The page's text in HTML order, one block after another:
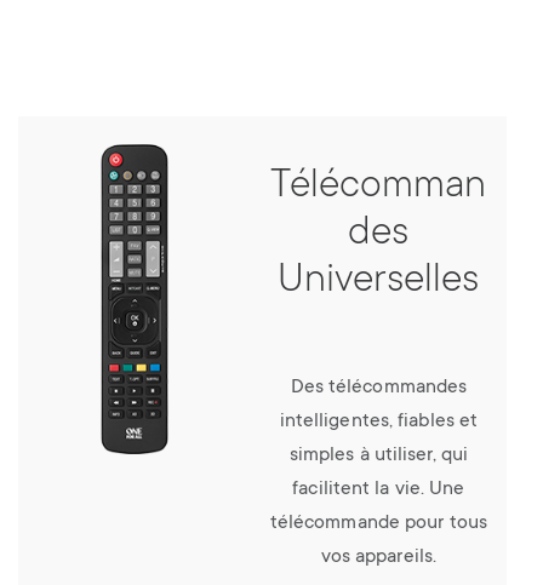
Télécomman
des
Universelles
Des télécommandes
intelligentes, fiables et
simples à utiliser, qui
facilitent la vie. Une
télécommande pour tous
vos appareils.